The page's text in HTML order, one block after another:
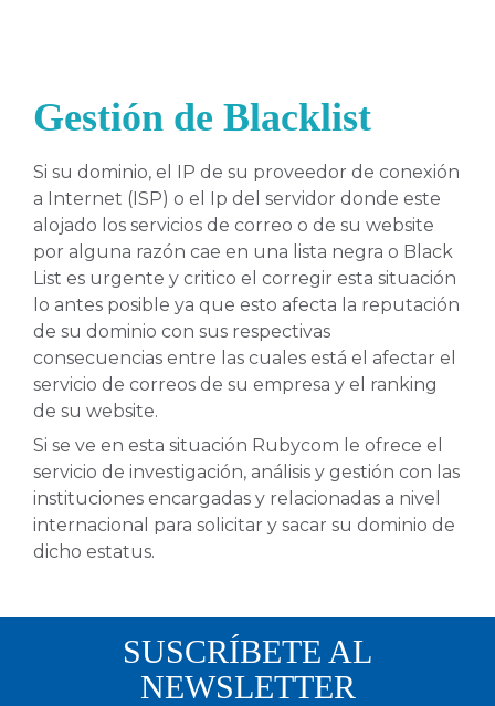
Gestión de Blacklist
Si su dominio, el IP de su proveedor de conexión
a Internet (ISP) o el Ip del servidor donde este
alojado los servicios de correo o de su website
por alguna razón cae en una lista negra o Black
List es urgente y critico el corregir esta situación
lo antes posible ya que esto afecta la reputación
de su dominio con sus respectivas
consecuencias entre las cuales está el afectar el
servicio de correos de su empresa y el ranking
de su website.
Si se ve en esta situación Rubycom le ofrece el
servicio de investigación, análisis y gestión con las
instituciones encargadas y relacionadas a nivel
internacional para solicitar y sacar su dominio de
dicho estatus.
SUSCRÍBETE AL
NEWSLETTER